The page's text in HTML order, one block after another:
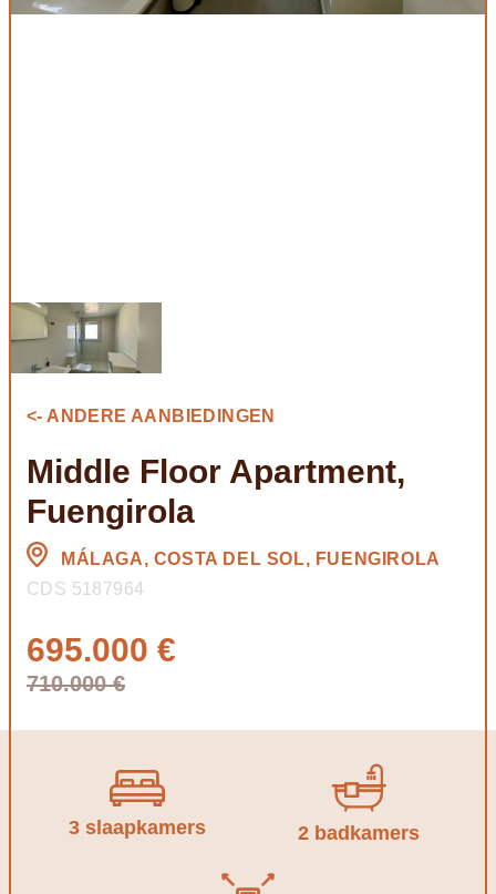
<- ANDERE AANBIEDINGEN
Middle Floor Apartment,
Fuengirola
MÁLAGA, COSTA DEL SOL, FUENGIROLA
CDS 5187964
695.000 €
710.000 €
3 slaapkamers 2 badkamers